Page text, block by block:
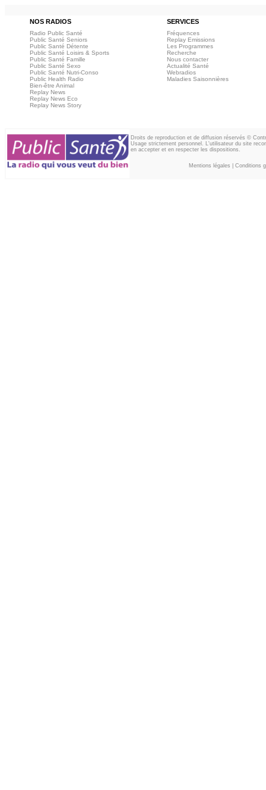
NOS RADIOS SERVICES
Radio Public Santé
Public Santé Seniors
Public Santé Détente
Public Santé Loisirs & Sports
Public Santé Famille
Public Santé Sexo
Public Santé Nutri-Conso
Public Health Radio
Bien-être Animal
Replay News
Replay News Eco
Replay News Story
Fréquences
Replay Emissions
Les Programmes
Recherche
Nous contacter
Actualité Santé
Webradios
Maladies Saisonnières
Droits de reproduction et de diffusion réservés ©
Usage strictement personnel. L'utilisateur du site
en accepter et en respecter les dispositions.
Mentions légales Conditions